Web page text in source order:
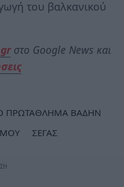
του βαλκανικού
στο Google News και
ΠΡΩΤΑΘΛΗΜΑ ΒΑΔΗΝ
ΣΕΓΑΣ